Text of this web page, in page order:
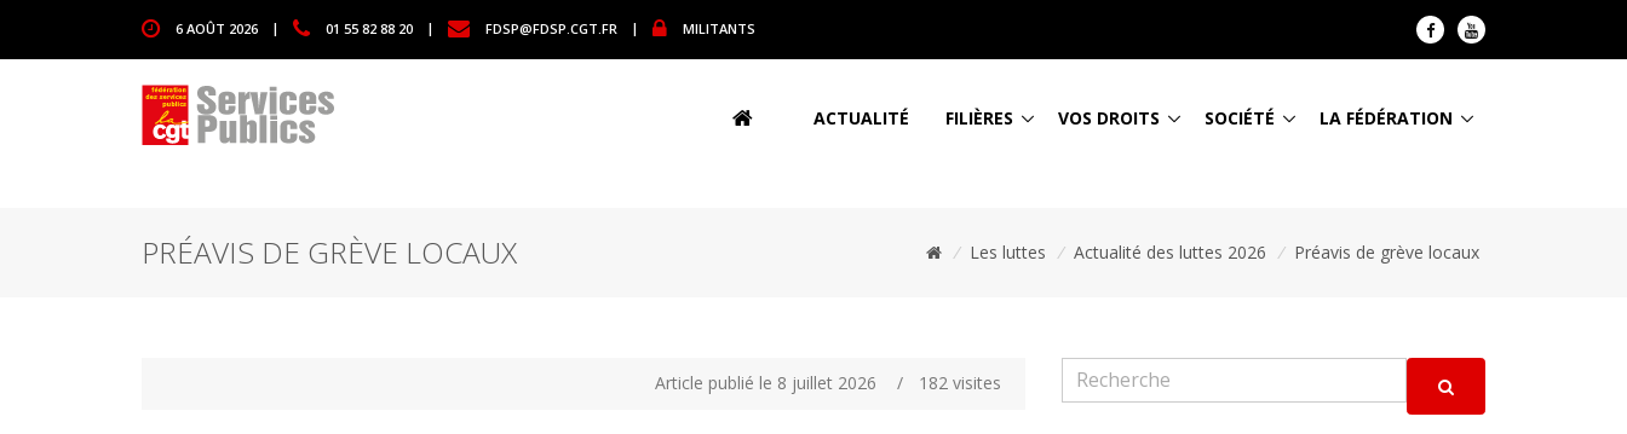
6 AOÛT 2026 | 01 55 82 88 20 | FDSP@FDSP.CGT.FR | MILITANTS
ACTUALITÉ FILIÈRES VOS DROITS SOCIÉTÉ LA FÉDÉRATION
PRÉAVIS DE GRÈVE LOCAUX / Les luttes / Actualité des luttes 2026 / Préavis de grève locaux
Article publié le 8 juillet 2026 / 182 visites